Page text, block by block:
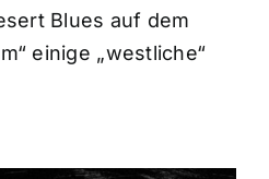
Blues auf dem
einige „westliche“